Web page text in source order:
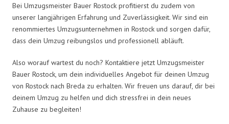
Bei Umzugsmeister Bauer Rostock profitierst du zudem von
unserer langjährigen Erfahrung und Zuverlässigkeit. Wir sind ein
renommiertes Umzugsunternehmen in Rostock und sorgen dafür,
dass dein Umzug reibungslos und professionell abläuft.
Also worauf wartest du noch? Kontaktiere jetzt Umzugsmeister
Bauer Rostock, um dein individuelles Angebot für deinen Umzug
von Rostock nach Breda zu erhalten. Wir freuen uns darauf, dir bei
deinem Umzug zu helfen und dich stressfrei in dein neues
Zuhause zu begleiten!